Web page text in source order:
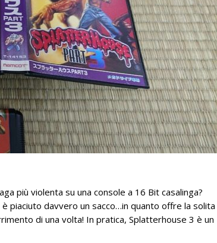
più violenta su una console a 16 Bit casalinga?
piaciuto davvero un sacco…in quanto offre la solita
di una volta! In pratica, Splatterhouse 3 è un